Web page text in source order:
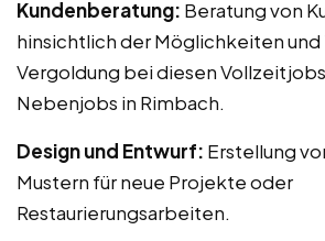
Kundenberatung: Beratung von
hinsichtlich der Möglichkeiten
Vergoldung bei diesen
Nebenjobs in Rimbach.
Design und Entwurf: Erstellung
Mustern für neue Projekte oder
Restaurierungsarbeiten.